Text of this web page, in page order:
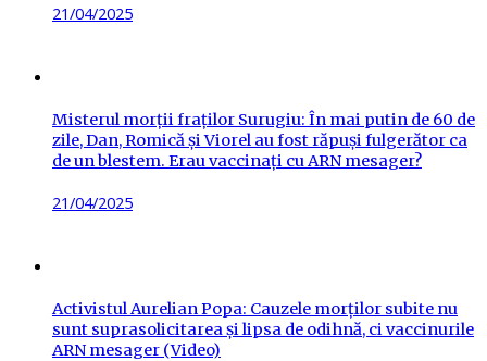
Posted
21/04/2025
Misterul morții fraților Surugiu: În mai putin de 60 de
zile, Dan, Romică și Viorel au fost răpuși fulgerător ca
de un blestem. Erau vaccinați cu ARN mesager?
Posted
21/04/2025
Activistul Aurelian Popa: Cauzele morților subite nu
sunt suprasolicitarea și lipsa de odihnă, ci vaccinurile
ARN mesager (Video)